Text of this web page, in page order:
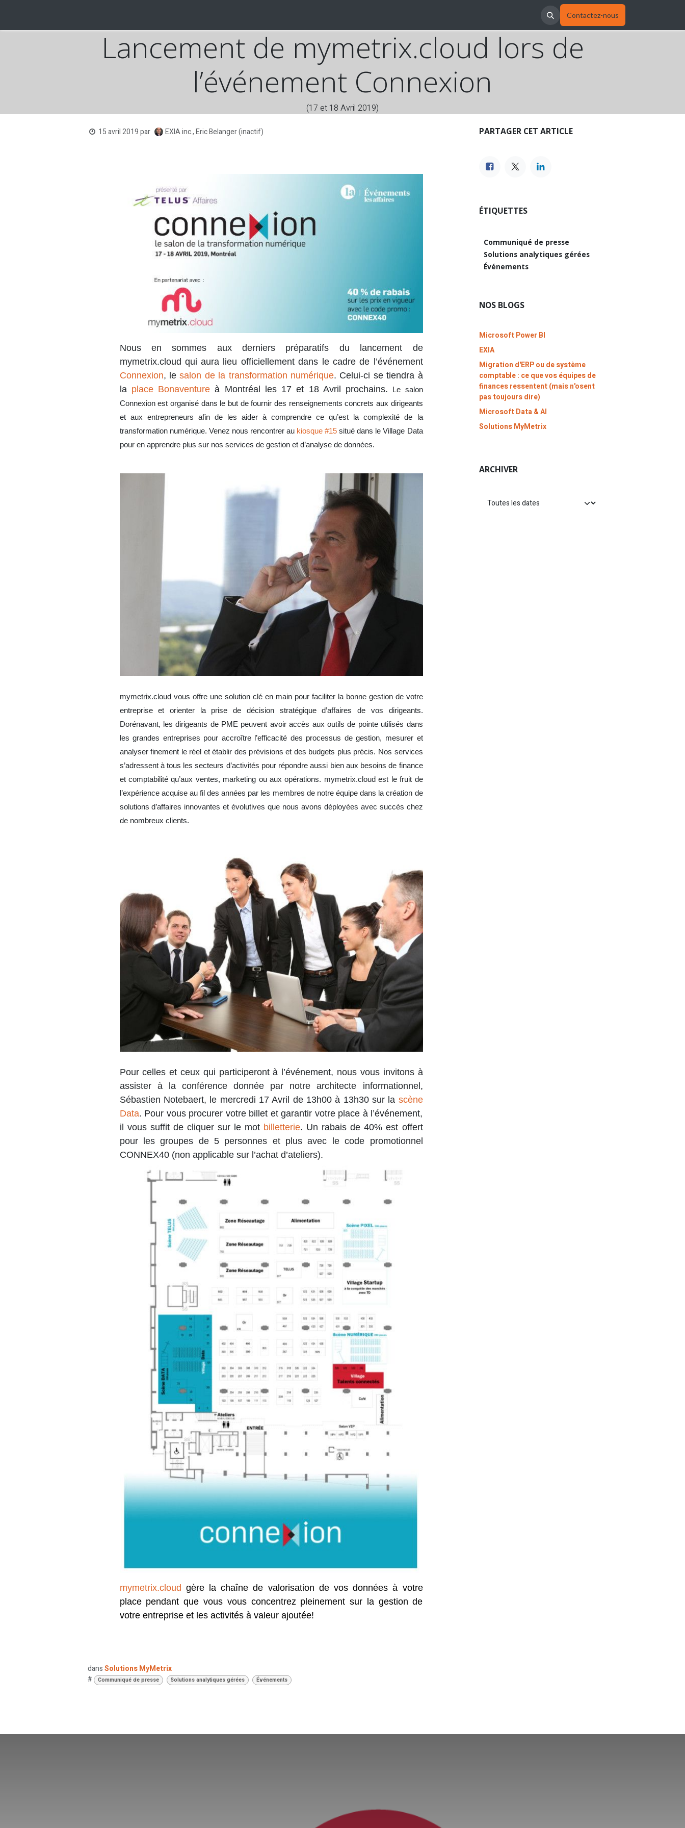
Contactez-nous
Lancement de mymetrix.cloud lors de
l’événement Connexion
(17 et 18 Avril 2019)
15 avril 2019par EXIA inc., Eric Belanger (inactif)
Nous en sommes aux derniers préparatifs du lancement de
mymetrix.cloud qui aura lieu officiellement dans le cadre de l’événement
Connexion, lesalon de la transformation numérique. Celui-ci se tiendra à
la place Bonaventure à Montréal les 17 et 18 Avril prochains.
Le salon
Connexion est organisé dans le but de fournir des renseignements concrets aux dirigeants
et aux entrepreneurs afin de les aider à comprendre ce qu’est la complexité de la
transformation numérique. Venez nous rencontrer au kiosque #15 situé dans le Village Data
pour en apprendre plus sur nos services de gestion et d’analyse de données.
mymetrix.cloud vous offre une solution clé en main pour faciliter la bonne gestion de votre
entreprise et orienter la prise de décision stratégique d’affaires de vos dirigeants.
Dorénavant, les dirigeants de PME peuvent avoir accès aux outils de pointe utilisés dans
les grandes entreprises pour accroître l’efficacité des processus de gestion, mesurer et
analyser finement le réel et établir des prévisions et des budgets plus précis. Nos services
s’adressent à tous les secteurs d’activités pour répondre aussi bien aux besoins de finance
et comptabilité qu’aux ventes, marketing ou aux opérations. mymetrix.cloud est le fruit de
l’expérience acquise au fil des années par les membres de notre équipe dans la création de
solutions d’affaires innovantes et évolutives que nous avons déployées avec succès chez
de nombreux clients.
Pour celles et ceux qui participeront à l’événement, nous vous invitons à
assister à la conférence donnée par notre architecte informationnel,
Sébastien Notebaert, le mercredi 17 Avril de 13h00 à 13h30 sur la scène
Data. Pour vous procurer votre billet et garantir votre place à l’événement,
il vous suffit de cliquer sur le mot billetterie. Un rabais de 40% est offert
pour les groupes de 5 personnes et plus avec le code promotionnel
CONNEX40 (non applicable sur l’achat d’ateliers).
mymetrix.cloud gère la chaîne de valorisation de vos données à votre
place pendant que vous vous concentrez pleinement sur la gestion de
votre entreprise et les activités à valeur ajoutée!
dansSolutions MyMetrix
#
Communiqué de presse Solutions analytiques gérées Événements
PARTAGER CET ARTICLE
ÉTIQUETTES
Communiqué de presse
Solutions analytiques gérées
Événements
NOS BLOGS
Microsoft Power BI
EXIA
Migration d'ERP ou de système
comptable : ce que vos équipes de
finances ressentent (mais n'osent
pas toujours dire)
Microsoft Data & AI
Solutions MyMetrix
ARCHIVER